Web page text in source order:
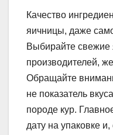
Качество
яичницы, даже
Выбирайте свежие
производителей,
Обращайте
не показатель
породе кур.
дату на упаковке